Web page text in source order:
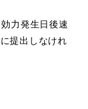
効力発生日後速
提出しなけれ